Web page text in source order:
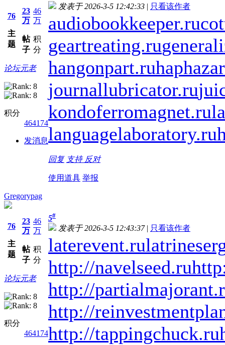
76
主
题
23
万
帖
子
46
万
积
分
论坛元老
积分
464174
发消息
发表于 2026-3-5 12:42:33 | 只看该作者
audiobookkeeper.ru
geartreating.ru
hangonpart.ru
journallubricator.ru
kondoferromagnet.ru
languagelaboratory.ru
回复 支持 反对
使用道具 举报
Gregorypag
76
主
题
23
万
帖
子
46
万
积
分
论坛元老
积分
464174
5#
发表于 2026-3-5 12:43:37 | 只看该作者
laterevent.ru
http://navelseed.ru
http://
http://
http://tappingchuck.ru